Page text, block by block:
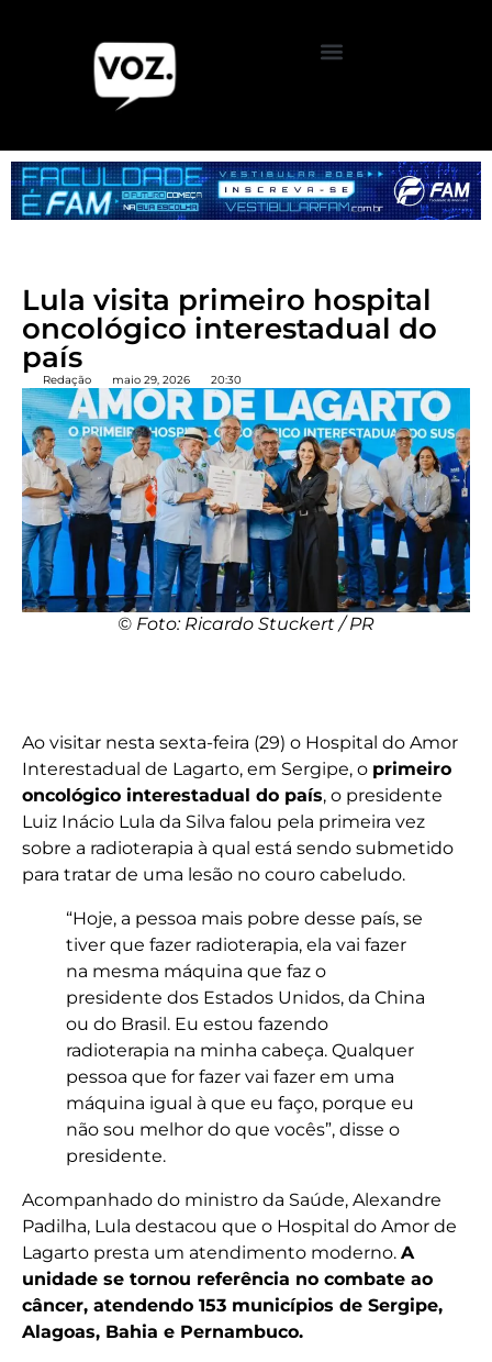
Lula visita primeiro hospital
oncológico interestadual do
país
Redação maio 29, 2026 20:30
© Foto: Ricardo Stuckert / PR
Ao visitar nesta sexta-feira (29) o Hospital do Amor
Interestadual de Lagarto, em Sergipe, o primeiro
oncológico interestadual do país, o presidente
Luiz Inácio Lula da Silva falou pela primeira vez
sobre a radioterapia à qual está sendo submetido
para tratar de uma lesão no couro cabeludo.
“Hoje, a pessoa mais pobre desse país, se
tiver que fazer radioterapia, ela vai fazer
na mesma máquina que faz o
presidente dos Estados Unidos, da China
ou do Brasil. Eu estou fazendo
radioterapia na minha cabeça. Qualquer
pessoa que for fazer vai fazer em uma
máquina igual à que eu faço, porque eu
não sou melhor do que vocês”, disse o
presidente.
Acompanhado do ministro da Saúde, Alexandre
Padilha, Lula destacou que o Hospital do Amor de
Lagarto presta um atendimento moderno. A
unidade se tornou referência no combate ao
câncer, atendendo 153 municípios de Sergipe,
Alagoas, Bahia e Pernambuco.